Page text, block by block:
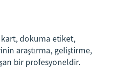
dokuma etiket,
araştırma, geliştirme,
bir profesyoneldir.